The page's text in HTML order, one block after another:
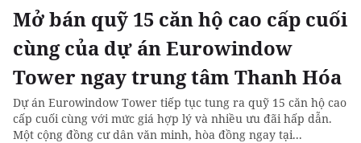
Mở bán quỹ 15 căn hộ cao cấp cuối
cùng của dự án Eurowindow
Tower ngay trung tâm Thanh Hóa
Dự án Eurowindow Tower tiếp tục tung ra quỹ 15 căn hộ cao
cấp cuối cùng với mức giá hợp lý và nhiều ưu đãi hấp dẫn.
Một cộng đồng cư dân văn minh, hòa đồng ngay tại...